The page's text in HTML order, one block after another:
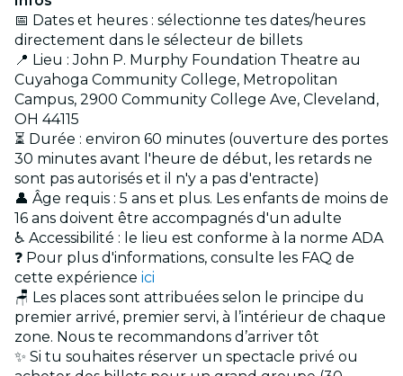
📅 Dates et heures : sélectionne tes dates/heures
directement dans le sélecteur de billets
📍 Lieu : John P. Murphy Foundation Theatre au
Cuyahoga Community College, Metropolitan
Campus, 2900 Community College Ave, Cleveland,
OH 44115
⏳ Durée : environ 60 minutes (ouverture des portes
30 minutes avant l'heure de début, les retards ne
sont pas autorisés et il n'y a pas d'entracte)
👤 Âge requis : 5 ans et plus. Les enfants de moins de
16 ans doivent être accompagnés d'un adulte
♿ Accessibilité : le lieu est conforme à la norme ADA
❓ Pour plus d'informations, consulte les FAQ de
cette expérience ici
🪑 Les places sont attribuées selon le principe du
premier arrivé, premier servi, à l’intérieur de chaque
zone. Nous te recommandons d’arriver tôt
✨ Si tu souhaites réserver un spectacle privé ou